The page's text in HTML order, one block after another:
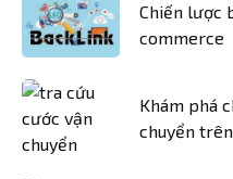
Chiến lược
commerce
Khám phá
chuyển